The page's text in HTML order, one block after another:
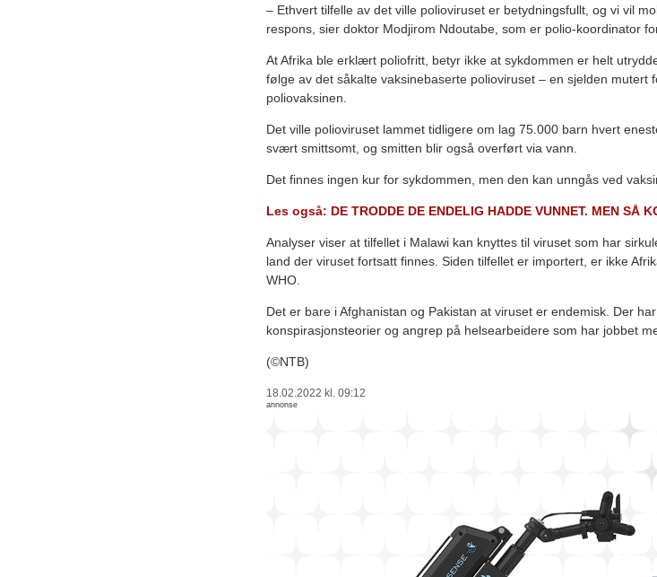
– Ethvert tilfelle av det ville polioviruset er betydningsfullt, og vi vil
respons, sier doktor Modjirom Ndoutabe, som er polio-koordinator
At Afrika ble erklært poliofritt, betyr ikke at sykdommen er helt
følge av det såkalte vaksinebaserte polioviruset – en sjelden mutert
poliovaksinen.
Det ville polioviruset lammet tidligere om lag 75.000 barn hvert
svært smittsomt, og smitten blir også overført via vann.
Det finnes ingen kur for sykdommen, men den kan unngås ved
Les også: DE TRODDE DE ENDELIG HADDE VUNNET. MEN SÅ
Analyser viser at tilfellet i Malawi kan knyttes til viruset som har
land der viruset fortsatt finnes. Siden tilfellet er importert, er ikke
WHO.
Det er bare i Afghanistan og Pakistan at viruset er endemisk. Der
konspirasjonsteorier og angrep på helsearbeidere som har jobbet
(©NTB)
18.02.2022 kl. 09:12
annonse